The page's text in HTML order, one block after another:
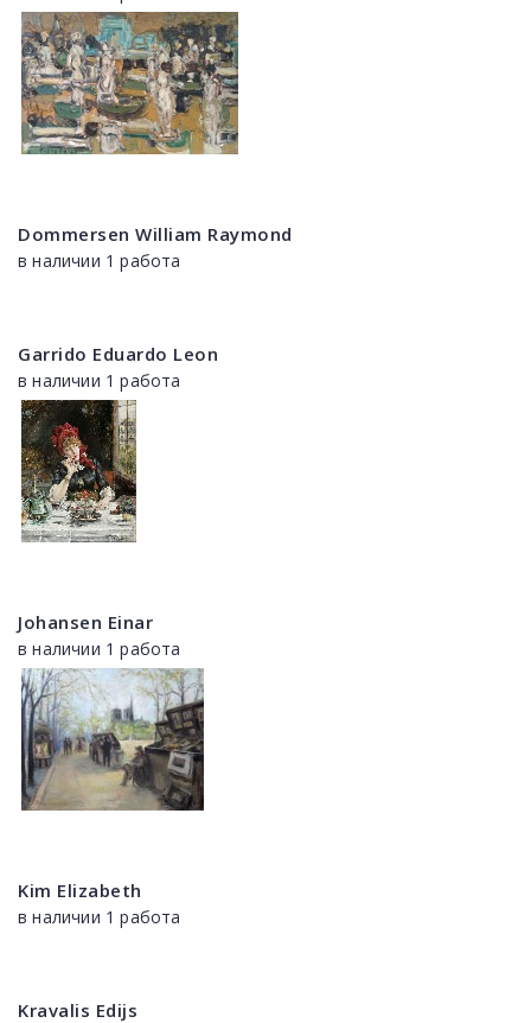
Dommersen William Raymond
в наличии 1 работа
Garrido Eduardo Leon
в наличии 1 работа
Johansen Einar
в наличии 1 работа
Kim Elizabeth
в наличии 1 работа
Kravalis Edijs